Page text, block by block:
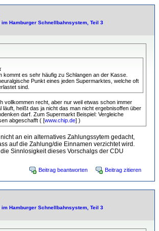
Hamburger Schnellbahnsystem, Teil 3
kommt es sehr häufig zu Schlangen an der Kasse.
Punkt eines jeden Supermarktes, welche oft
sind.
vollkommen recht, aber nur weil etwas schon immer
läuft, heißt das ja nicht das man nicht ergebnisoffen über
darf. Zum Supermarkt Beispiel: Vergleiche
abgeschafft ( [www.chip.de] )
an ein alternatives Zahlungssytem gedacht,
auf die Zahlung/die Einnamen verzichtet wird.
Sinnlosigkeit dieses Vorschalgs der CDU
Beitrag beantworten Beitrag zitieren
Hamburger Schnellbahnsystem, Teil 3